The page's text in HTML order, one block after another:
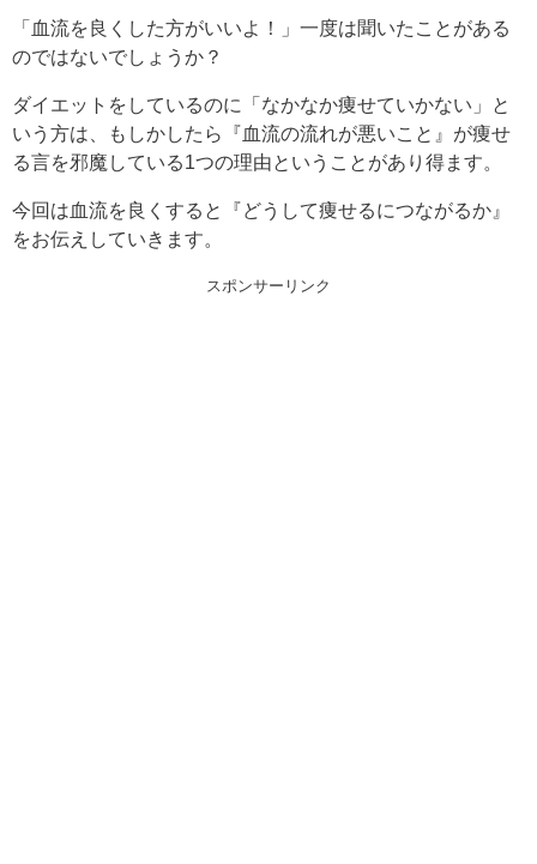
「血流を良くした方がいいよ！」一度は聞いたことがある
のではないでしょうか？
ダイエットをしているのに「なかなか痩せていかない」と
いう方は、もしかしたら『血流の流れが悪いこと』が痩せ
る言を邪魔している1つの理由ということがあり得ます。
今回は血流を良くすると『どうして痩せるにつながるか』
をお伝えしていきます。
スポンサーリンク